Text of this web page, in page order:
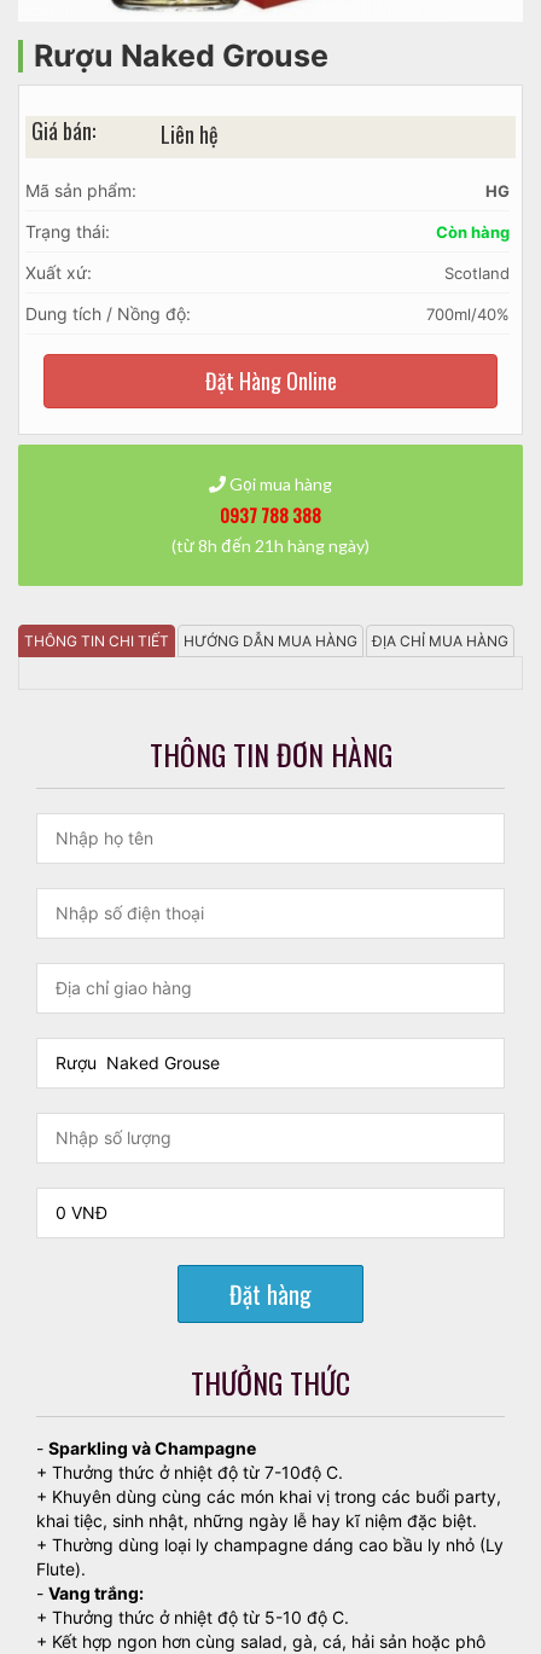
Rượu Naked Grouse
Giá bán: Liên hệ
Mã sản phẩm: HG
Trạng thái: Còn hàng
Xuất xứ: Scotland
Dung tích / Nồng độ: 700ml/40%
Đặt Hàng Online
Gọi mua hàng
0937 788 388
(từ 8h đến 21h hàng ngày)
THÔNG TIN CHI TIẾT HƯỚNG DẪN MUA HÀNG ĐỊA CHỈ MUA HÀNG
THÔNG TIN ĐƠN HÀNG
Đặt hàng
THƯỞNG THỨC
- Sparkling và Champagne
+ Thưởng thức ở nhiệt độ từ 7-10độ C.
+ Khuyên dùng cùng các món khai vị trong các buổi party,
khai tiệc, sinh nhật, những ngày lễ hay kĩ niệm đặc biệt.
+ Thường dùng loại ly champagne dáng cao bầu ly nhỏ (Ly
Flute).
- Vang trắng:
+ Thưởng thức ở nhiệt độ từ 5-10 độ C.
+ Kết hợp ngon hơn cùng salad, gà, cá, hải sản hoặc phô